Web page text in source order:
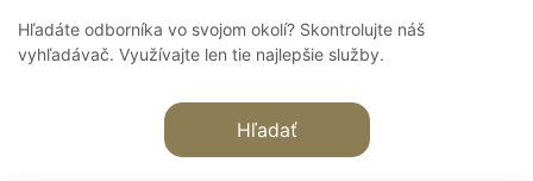
Hľadáte odborníka vo svojom okolí? Skontrolujte náš
vyhľadávač. Využívajte len tie najlepšie služby.
Hľadať